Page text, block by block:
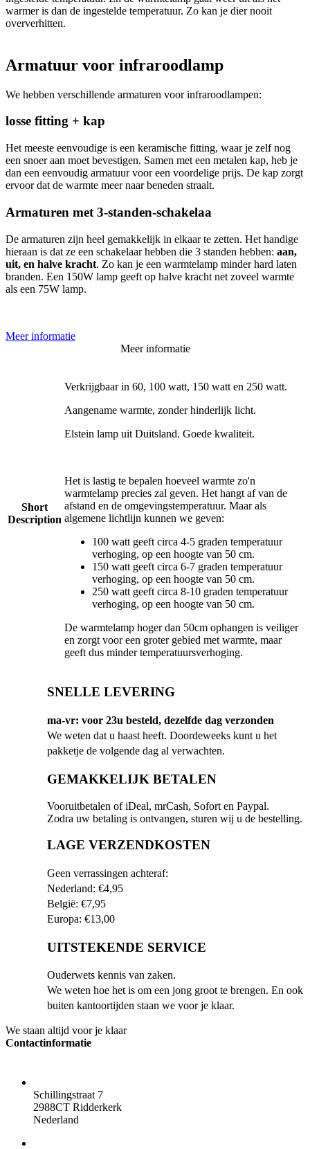
warmer is dan de ingestelde temperatuur. Zo kan je dier nooit
oververhitten.
Armatuur voor infraroodlamp
We hebben verschillende armaturen voor infraroodlampen:
losse fitting + kap
Het meeste eenvoudige is een keramische fitting, waar je zelf nog
een snoer aan moet bevestigen. Samen met een metalen kap, heb je
dan een eenvoudig armatuur voor een voordelige prijs. De kap zorgt
ervoor dat de warmte meer naar beneden straalt.
Armaturen met 3-standen-schakelaa
De armaturen zijn heel gemakkelijk in elkaar te zetten. Het handige
hieraan is dat ze een schakelaar hebben die 3 standen hebben: aan,
uit, en halve kracht. Zo kan je een warmtelamp minder hard laten
branden. Een 150W lamp geeft op halve kracht net zoveel warmte
als een 75W lamp.
Meer informatie
Meer informatie
Short
Description
Verkrijgbaar in 60, 100 watt, 150 watt en 250 watt.
Aangename warmte, zonder hinderlijk licht.
Elstein lamp uit Duitsland. Goede kwaliteit.
Het is lastig te bepalen hoeveel warmte zo'n
warmtelamp precies zal geven. Het hangt af van de
afstand en de omgevingstemperatuur. Maar als
algemene lichtlijn kunnen we geven:
100 watt geeft circa 4-5 graden temperatuur
verhoging, op een hoogte van 50 cm.
150 watt geeft circa 6-7 graden temperatuur
verhoging, op een hoogte van 50 cm.
250 watt geeft circa 8-10 graden temperatuur
verhoging, op een hoogte van 50 cm.
De warmtelamp hoger dan 50cm ophangen is veiliger
en zorgt voor een groter gebied met warmte, maar
geeft dus minder temperatuursverhoging.
SNELLE LEVERING
ma-vr: voor 23u besteld, dezelfde dag verzonden
We weten dat u haast heeft. Doordeweeks kunt u het
pakketje de volgende dag al verwachten.
GEMAKKELIJK BETALEN
Vooruitbetalen of iDeal, mrCash, Sofort en Paypal.
Zodra uw betaling is ontvangen, sturen wij u de bestelling.
LAGE VERZENDKOSTEN
Geen verrassingen achteraf:
Nederland: €4,95
België: €7,95
Europa: €13,00
UITSTEKENDE SERVICE
Ouderwets kennis van zaken.
We weten hoe het is om een jong groot te brengen. En ook
buiten kantoortijden staan we voor je klaar.
We staan altijd voor je klaar
Contactinformatie
Schillingstraat 7
2988CT Ridderkerk
Nederland